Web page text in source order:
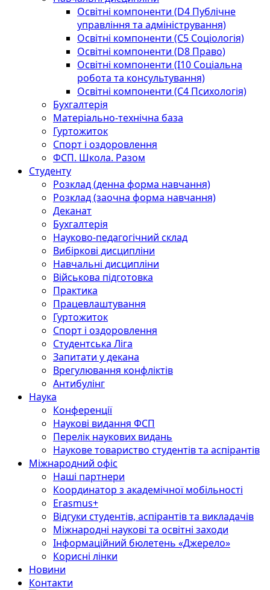
Освітні компоненти (D4 Публічне
управління та адміністрування)
Освітні компоненти (С5 Соціологія)
Освітні компоненти (D8 Право)
Освітні компоненти (I10 Соціальна
робота та консультування)
Освітні компоненти (С4 Психологія)
Бухгалтерія
Матеріально-технічна база
Гуртожиток
Спорт і оздоровлення
ФСП. Школа. Разом
Студенту
Розклад (денна форма навчання)
Розклад (заочна форма навчання)
Деканат
Бухгалтерія
Науково-педагогічний склад
Вибіркові дисципліни
Навчальні дисципліни
Військова підготовка
Практика
Працевлаштування
Гуртожиток
Спорт і оздоровлення
Студентська Ліга
Запитати у декана
Врегулювання конфліктів
Антибулінг
Наука
Конференції
Наукові видання ФСП
Перелік наукових видань
Наукове товариство студентів та аспірантів
Міжнародний офіс
Наші партнери
Координатор з академічної мобільності
Erasmus+
Відгуки студентів, аспірантів та викладачів
Міжнародні наукові та освітні заходи
Інформаційний бюлетень «Джерело»
Корисні лінки
Новини
Контакти